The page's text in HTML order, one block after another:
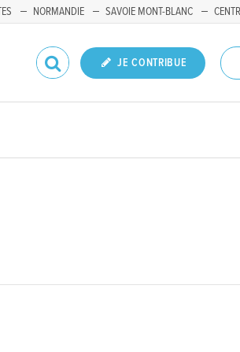
NORMANDIE SAVOIE MONT-BLANC
JE CONTRIBUE